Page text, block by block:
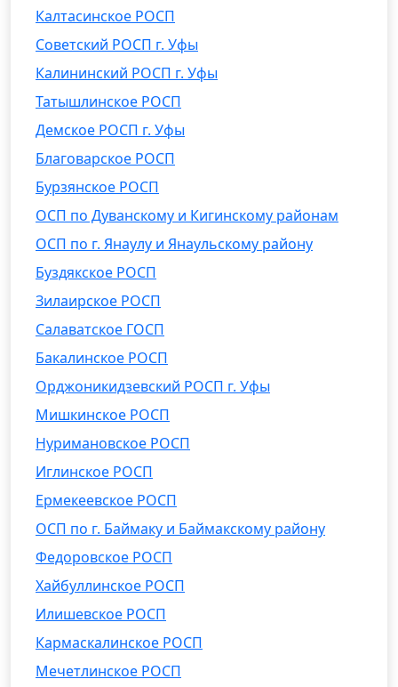
Калтасинское РОСП
Советский РОСП г. Уфы
Калининский РОСП г. Уфы
Татышлинское РОСП
Демское РОСП г. Уфы
Благоварское РОСП
Бурзянское РОСП
ОСП по Дуванскому и Кигинскому районам
ОСП по г. Янаулу и Янаульскому району
Буздякское РОСП
Зилаирское РОСП
Салаватское ГОСП
Бакалинское РОСП
Орджоникидзевский РОСП г. Уфы
Мишкинское РОСП
Нуримановское РОСП
Иглинское РОСП
Ермекеевское РОСП
ОСП по г. Баймаку и Баймакскому району
Федоровское РОСП
Хайбуллинское РОСП
Илишевское РОСП
Кармаскалинское РОСП
Мечетлинское РОСП